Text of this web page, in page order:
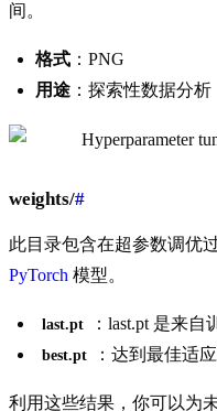
间。
格式 ：PNG
用途 ：探索性数据分析
weights/#
此目录包含在超参数调优
PyTorch 模型。
last.pt ：last.pt 是来自
best.pt ：达到最佳适
利用这些结果，你可以为